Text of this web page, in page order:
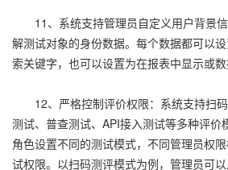
11、系统支持管理员自定义用户背景信
解测试对象的身份数据。每个数据都可以
索关键字，也可以设置为在报表中显示或数
12、严格控制评价权限：系统支持扫码
测试、普查测试、API接入测试等多种评价
角色设置不同的测试模式，不同管理员权
试权限。以扫码测评模式为例，管理员可